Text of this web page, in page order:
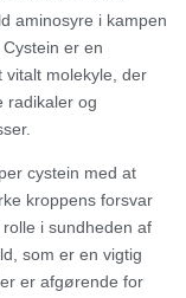
aminosyre i kampen
er en
vitalt molekyle, der
radikaler og
cystein med at
kroppens forsvar
i sundheden af
som er en vigtig
er afgørende for